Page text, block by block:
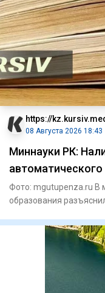
https://
08 Августа 2026 18:43
Миннауки РК:
автоматического
Фото: mgutupenza.ru В
образования разъяснили